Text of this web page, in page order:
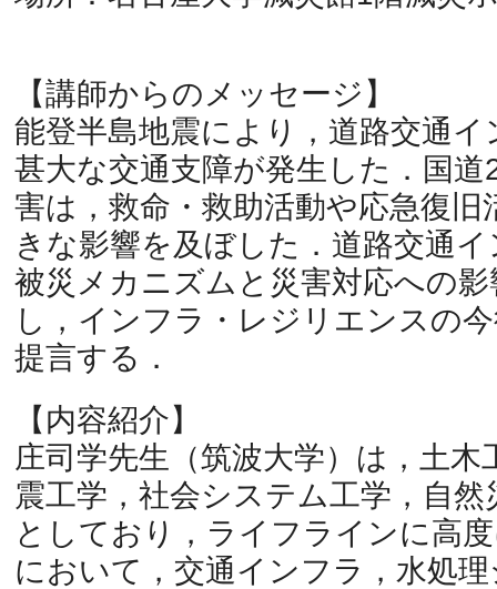
【講師からのメッセージ】
能登半島地震により，道路交通
甚大な交通支障が発生した．国
害は，救命・救助活動や応急復
きな影響を及ぼした．道路交通
被災メカニズムと災害対応への
し，インフラ・レジリエンスの
提言する．
【内容紹介】
庄司学先生（筑波大学）は，土木
震工学，社会システム工学，自
としており，ライフラインに高
において，交通インフラ，水処